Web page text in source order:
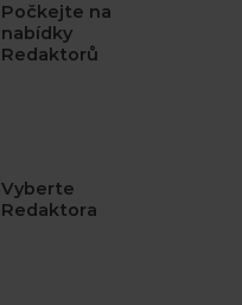
Počkejte na
nabídky
Redaktorů
Vyberte
Redaktora